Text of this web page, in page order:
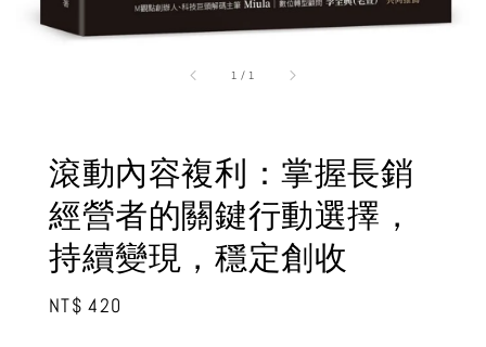
1 / 1
滾動內容複利：掌握長銷
經營者的關鍵行動選擇，
持續變現，穩定創收
Regular
NT$ 420